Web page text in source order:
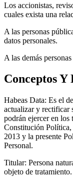
Los accionistas,
cuales exista una
A las personas
datos personales.
A las demás
Conceptos Y
Habeas Data: Es el
actualizar y rectificar
podrán ejercer en los
Constitución
2013 y la presente
Personal.
Titular: Persona
objeto de tratamiento.